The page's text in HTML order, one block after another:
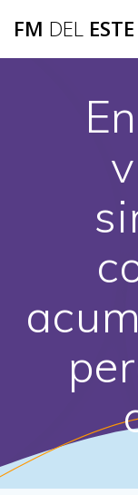
FM DEL ESTE